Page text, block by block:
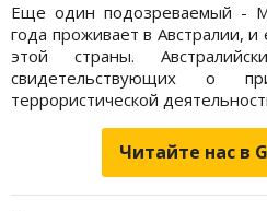
Еще один подозреваемый -
года проживает в Австралии, и
этой страны.
свидетельствующих о
террористической
Читайте нас в